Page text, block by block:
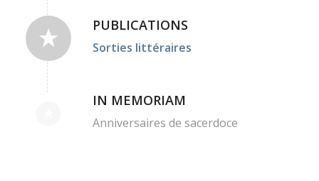
PUBLICATIONS
Sorties littéraires
IN MEMORIAM
Anniversaires de sacerdoce